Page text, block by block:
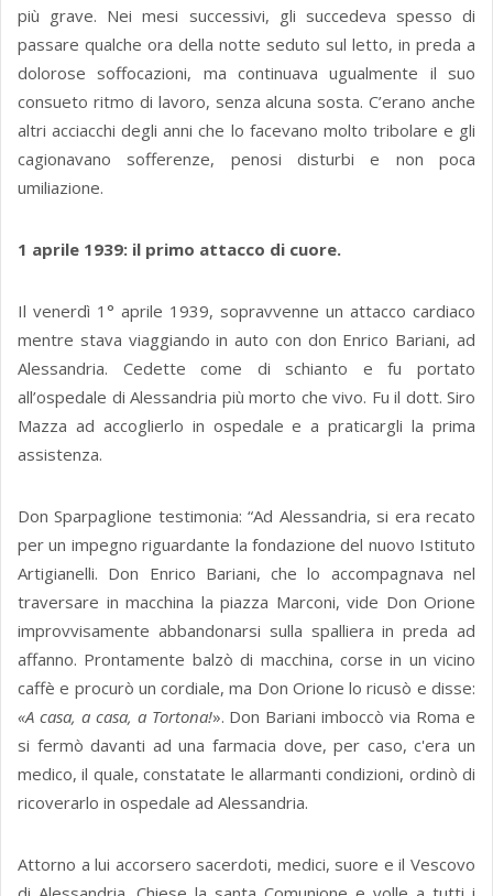
più grave. Nei mesi successivi, gli succedeva spesso di
passare qualche ora della notte seduto sul letto, in preda a
dolorose soffocazioni, ma continuava ugualmente il suo
consueto ritmo di lavoro, senza alcuna sosta. C’erano anche
altri acciacchi degli anni che lo facevano molto tribolare e gli
cagionavano sofferenze, penosi disturbi e non poca
umiliazione.
1 aprile 1939: il primo attacco di cuore.
Il venerdì 1° aprile 1939, sopravvenne un attacco cardiaco
mentre stava viaggiando in auto con don Enrico Bariani, ad
Alessandria. Cedette come di schianto e fu portato
all’ospedale di Alessandria più morto che vivo. Fu il dott. Siro
Mazza ad accoglierlo in ospedale e a praticargli la prima
assistenza.
Don Sparpaglione testimonia: “Ad Alessandria, si era recato
per un impegno riguardante la fondazione del nuovo Istituto
Artigianelli. Don Enrico Bariani, che lo accompagnava nel
traversare in macchina la piazza Marconi, vide Don Orione
improvvisamente abbandonarsi sulla spalliera in preda ad
affanno. Prontamente balzò di macchina, corse in un vicino
caffè e procurò un cordiale, ma Don Orione lo ricusò e disse:
«A casa, a casa, a Tortona!». Don Bariani imboccò via Roma e
si fermò davanti ad una farmacia dove, per caso, c'era un
medico, il quale, constatate le allarmanti condizioni, ordinò di
ricoverarlo in ospedale ad Alessandria.
Attorno a lui accorsero sacerdoti, medici, suore e il Vescovo